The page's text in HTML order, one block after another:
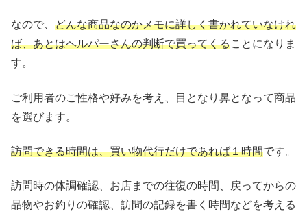
なので、 どんな商品なのかメモに詳しく書かれていなけれ
ば、あとはヘルパーさんの判断で買ってくることになりま
す。
ご利用者のご性格や好みを考え、目となり鼻となって商品
を選びます。
訪問できる時間は、買い物代行だけであれば１時間です。
訪問時の体調確認、お店までの往復の時間、戻ってからの
品物やお釣りの確認、訪問の記録を書く時間などを考える